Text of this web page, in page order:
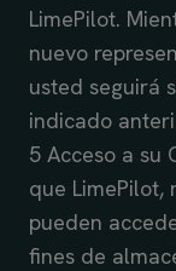
LimePilot.
nuevo
usted seguirá
indicado
5 Acceso a su
que LimePilot,
pueden
fines de